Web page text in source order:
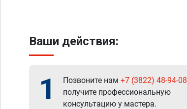
Ваши действия:
1 Позвоните нам +7 (3822) 48-94-08
получите профессиональную
консультацию у мастера.